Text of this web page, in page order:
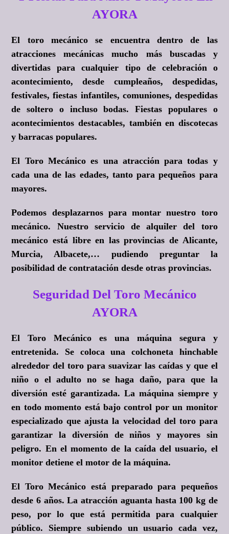
AYORA
El toro mecánico se encuentra dentro de las
atracciones mecánicas mucho más buscadas y
divertidas para cualquier tipo de celebración o
acontecimiento, desde cumpleaños, despedidas,
festivales, fiestas infantiles, comuniones, despedidas
de soltero o incluso bodas. Fiestas populares o
acontecimientos destacables, también en discotecas
y barracas populares.
El Toro Mecánico es una atracción para todas y
cada una de las edades, tanto para pequeños para
mayores.
Podemos desplazarnos para montar nuestro toro
mecánico. Nuestro servicio de alquiler del toro
mecánico está libre en las provincias de Alicante,
Murcia, Albacete,… pudiendo preguntar la
posibilidad de contratación desde otras provincias.
Seguridad Del Toro Mecánico
AYORA
El Toro Mecánico es una máquina segura y
entretenida. Se coloca una colchoneta hinchable
alrededor del toro para suavizar las caídas y que el
niño o el adulto no se haga daño, para que la
diversión esté garantizada. La máquina siempre y
en todo momento está bajo control por un monitor
especializado que ajusta la velocidad del toro para
garantizar la diversión de niños y mayores sin
peligro. En el momento de la caída del usuario, el
monitor detiene el motor de la máquina.
El Toro Mecánico está preparado para pequeños
desde 6 años. La atracción aguanta hasta 100 kg de
peso, por lo que está permitida para cualquier
público. Siempre subiendo un usuario cada vez,